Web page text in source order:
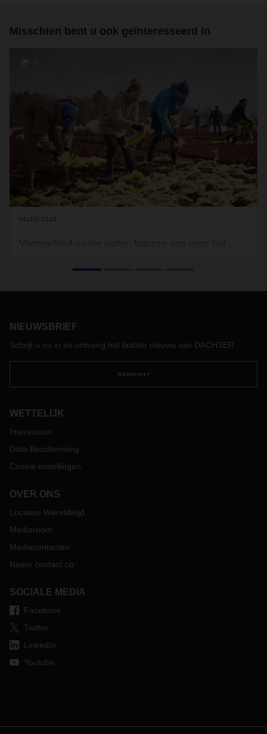
Misschien bent u ook geïnteresseerd in
06/10/2026
ingeblazen — en tegelijk ontstaat er een nieuw model voor
NIEUWSBRIEF
Schrijf u nu in en ontvang het laatste nieuws van DACHSER
Abonneer
WETTELIJK
Impressum
Data Bescherming
Cookie-instellingen
OVER ONS
Locaties Wereldwijd
Mediaroom
Mediacontacten
Neem contact op
SOCIALE MEDIA
Facebook
Twitter
LinkedIn
Youtube